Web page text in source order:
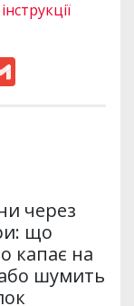
через
що
капає на
шумить